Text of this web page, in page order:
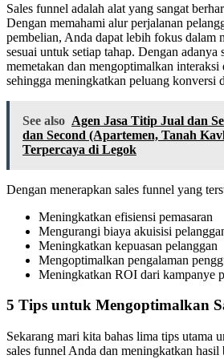
Sales funnel adalah alat yang sangat
Dengan memahami alur perjalanan
pembelian, Anda dapat lebih fokus dalam
sesuai untuk setiap tahap. Dengan adanya
memetakan dan mengoptimalkan interaksi
sehingga meningkatkan peluang konversi
See also Agen Jasa Titip Jual dan
dan Second (Apartemen, Tanah
Terpercaya di Legok
Dengan menerapkan sales funnel yang
Meningkatkan efisiensi pemasaran
Mengurangi biaya akuisisi
Meningkatkan kepuasan pelanggan
Mengoptimalkan pengalaman
Meningkatkan ROI dari kampanye
5 Tips untuk Mengoptimalkan
Sekarang mari kita bahas lima tips utama
sales funnel Anda dan meningkatkan hasil